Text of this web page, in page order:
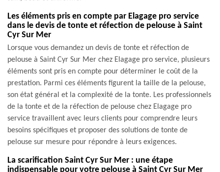
Les éléments pris en compte par Elagage pro service
dans le devis de tonte et réfection de pelouse à Saint
Cyr Sur Mer
Lorsque vous demandez un devis de tonte et réfection de
pelouse à Saint Cyr Sur Mer chez Elagage pro service, plusieurs
éléments sont pris en compte pour déterminer le coût de la
prestation. Parmi ces éléments figurent la taille de la pelouse,
son état général et la complexité de la tonte. Les professionnels
de la tonte et de la réfection de pelouse chez Elagage pro
service travaillent avec leurs clients pour comprendre leurs
besoins spécifiques et proposer des solutions de tonte de
pelouse sur mesure pour répondre à leurs exigences.
La scarification Saint Cyr Sur Mer : une étape
indispensable pour votre pelouse à Saint Cyr Sur Mer